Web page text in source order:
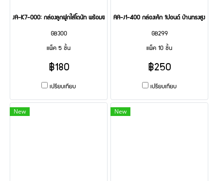
JA-K7-000: กล่องลูกฟูกใส่โดนัท พร้อมฝาทึบ 5 Pcs
GB300
แพ็ค 5 ชิ้น
฿180
เปรียบเทียบ
AA-J1-400 กล่องเค้ก 1ปอนด์ บ้านทรงสูง ขาว
GB299
แพ็ค 10 ชิ้น
฿250
เปรียบเทียบ
New New